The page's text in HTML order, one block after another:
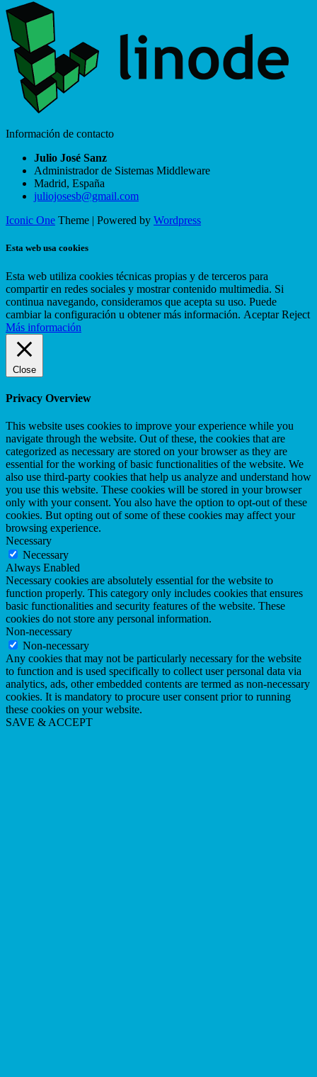
Información de contacto
Julio José Sanz
Administrador de Sistemas Middleware
Madrid, España
juliojosesb@gmail.com
Iconic One Theme | Powered by Wordpress
Esta web usa cookies
Esta web utiliza cookies técnicas propias y de terceros para
compartir en redes sociales y mostrar contenido multimedia. Si
continua navegando, consideramos que acepta su uso. Puede
cambiar la configuración u obtener más información. Aceptar Reject
Más información
Close
Privacy Overview
This website uses cookies to improve your experience while you
navigate through the website. Out of these, the cookies that are
categorized as necessary are stored on your browser as they are
essential for the working of basic functionalities of the website. We
also use third-party cookies that help us analyze and understand how
you use this website. These cookies will be stored in your browser
only with your consent. You also have the option to opt-out of these
cookies. But opting out of some of these cookies may affect your
browsing experience.
Necessary
Necessary
Always Enabled
Necessary cookies are absolutely essential for the website to
function properly. This category only includes cookies that ensures
basic functionalities and security features of the website. These
cookies do not store any personal information.
Non-necessary
Non-necessary
Any cookies that may not be particularly necessary for the website
to function and is used specifically to collect user personal data via
analytics, ads, other embedded contents are termed as non-necessary
cookies. It is mandatory to procure user consent prior to running
these cookies on your website.
SAVE & ACCEPT